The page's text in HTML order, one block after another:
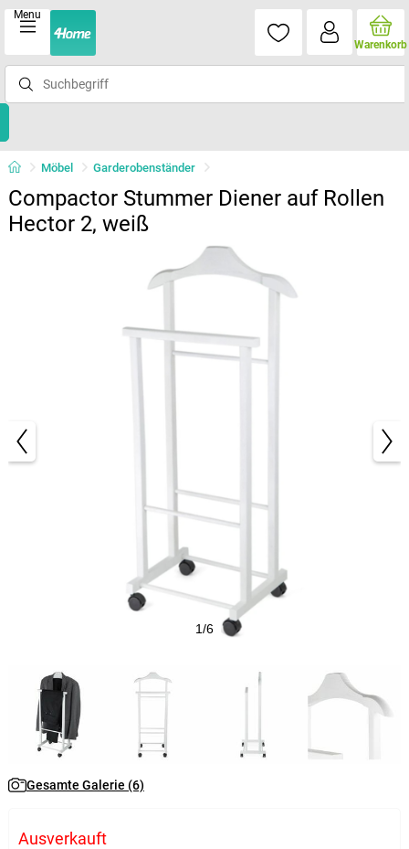
Menu
Warenkorb
Möbel Garderobenständer
Compactor Stummer Diener auf Rollen
Hector 2, weiß
1/6
Gesamte Galerie (6)
Ausverkauft